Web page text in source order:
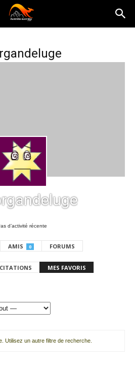
d’activité récente
AMIS 0 FORUMS
MES FAVORIS
Utilisez un autre filtre de recherche.